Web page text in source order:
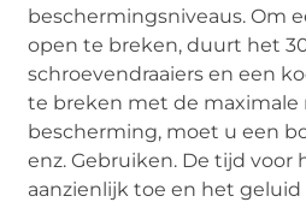
beschermingsniveaus. Om
open te breken, duurt het
schroevendraaiers en een
te breken met de maximale
bescherming, moet u een
enz. Gebruiken. De tijd
aanzienlijk toe en het